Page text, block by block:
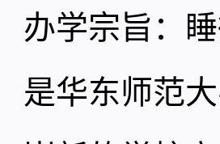
办学宗旨：
是华东师范